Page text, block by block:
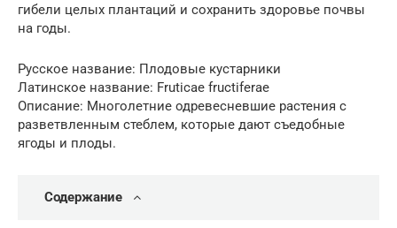
гибели целых плантаций и сохранить здоровье почвы
на годы.
Русское название: Плодовые кустарники
Латинское название: Fruticae fructiferae
Описание: Многолетние одревесневшие растения с
разветвленным стеблем, которые дают съедобные
ягоды и плоды.
Содержание